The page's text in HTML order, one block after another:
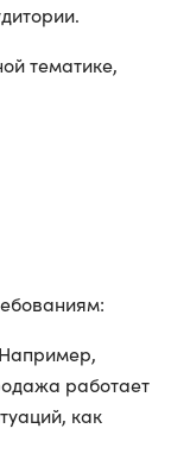
тематике,
работает
как